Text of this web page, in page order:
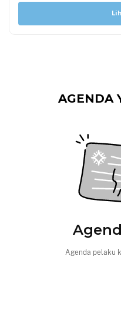
AGENDA
Agenda pelaku